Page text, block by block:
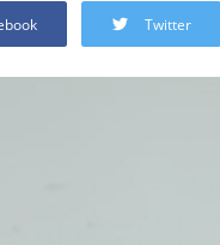
Twitter